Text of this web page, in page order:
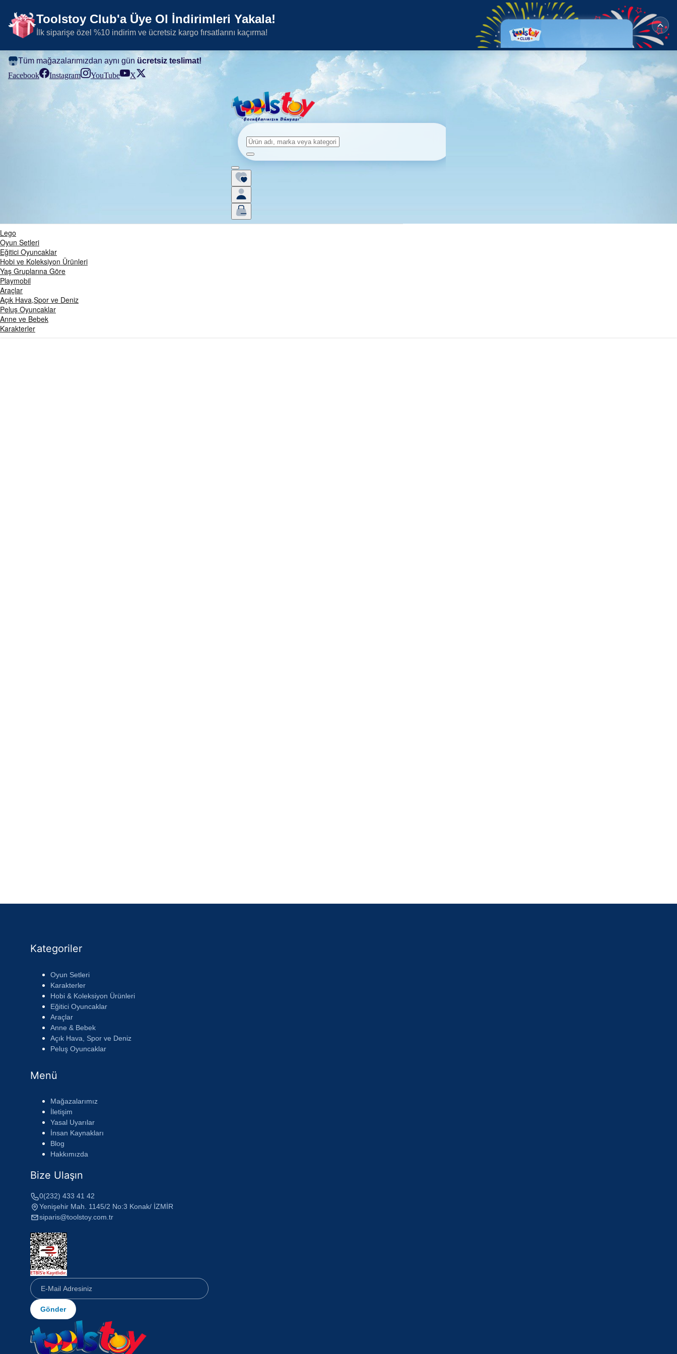
Toolstoy Club'a Üye Ol İndirimleri Yakala!
İlk siparişe özel %10 indirim ve ücretsiz kargo fırsatlarını kaçırma!
Tüm mağazalarımızdan aynı gün ücretsiz teslimat!
Facebook
Instagram YouTube X
Lego
Oyun Setleri
Eğitici Oyuncaklar
Hobi ve Koleksiyon Ürünleri
Yaş Gruplarına Göre
Playmobil
Araçlar
Açık Hava,Spor ve Deniz
Peluş Oyuncaklar
Anne ve Bebek
Karakterler
Kategoriler
Oyun Setleri
Karakterler
Hobi & Koleksiyon Ürünleri
Eğitici Oyuncaklar
Araçlar
Anne & Bebek
Açık Hava, Spor ve Deniz
Peluş Oyuncaklar
Menü
Mağazalarımız
İletişim
Yasal Uyarılar
İnsan Kaynakları
Blog
Hakkımızda
Bize Ulaşın
0(232) 433 41 42
Yenişehir Mah. 1145/2 No:3 Konak/ İZMİR
siparis@toolstoy.com.tr
Gönder